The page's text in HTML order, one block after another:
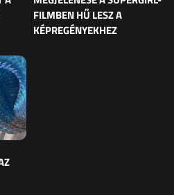
FILMBEN HŰ LESZ A
KÉPREGÉNYEKHEZ